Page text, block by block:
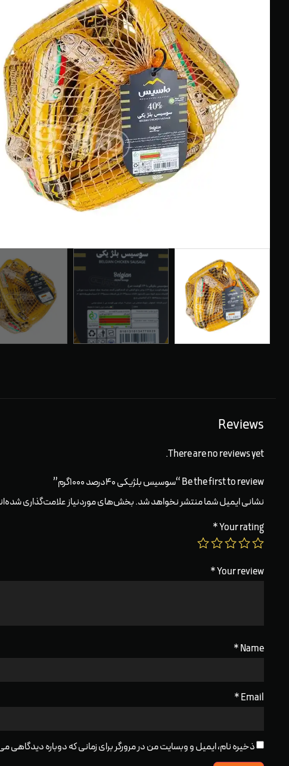
Reviews
There are no reviews yet.
Be the first to review “سوسیس بلژیکی ۴۰درصد ۱۰۰۰گرم”
نشانی ایمیل شما منتشر نخواهد شد.بخش‌های موردنیاز علامت‌گذاری
Your rating
*
Your review
*
Name
*
Email
*
ذخیره نام، ایمیل و وبسایت من در مرورگر برای زمانی که دوباره دیدگاهی